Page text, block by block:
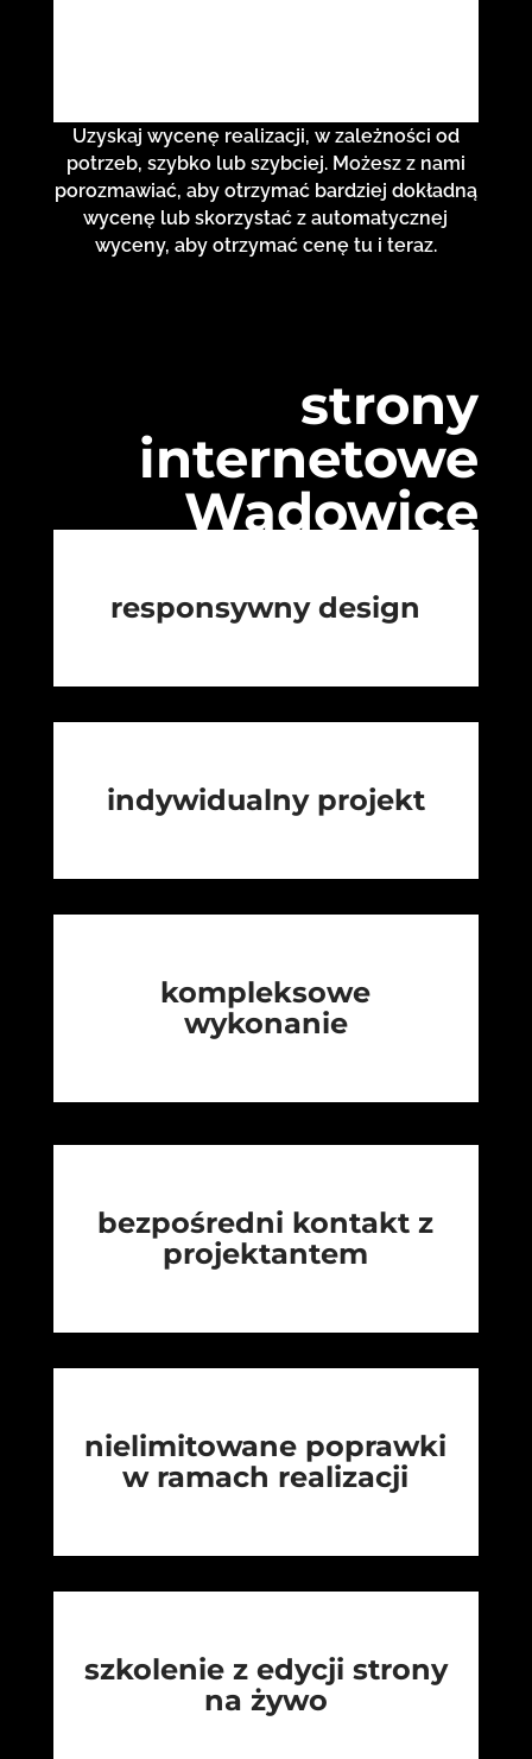
Uzyskaj wycenę realizacji, w zależności od
potrzeb, szybko lub szybciej. Możesz z nami
porozmawiać, aby otrzymać bardziej dokładną
wycenę lub skorzystać z automatycznej
wyceny, aby otrzymać cenę tu i teraz.
strony
internetowe
Wadowice
responsywny design
indywidualny projekt
kompleksowe
wykonanie
bezpośredni kontakt z
projektantem
nielimitowane poprawki
w ramach realizacji
szkolenie z edycji strony
na żywo